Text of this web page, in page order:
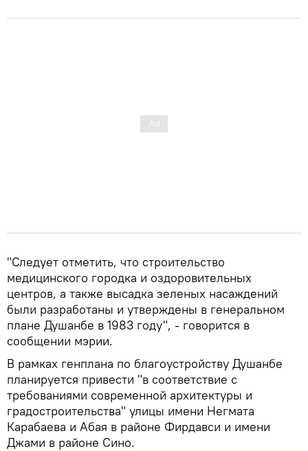
"Следует отметить, что строительство
медицинского городка и оздоровительных
центров, а также высадка зеленых насаждений
были разработаны и утверждены в генеральном
плане Душанбе в 1983 году", - говорится в
сообщении мэрии.
В рамках генплана по благоустройству Душанбе
планируется привести "в соответствие с
требованиями современной архитектуры и
градостроительства" улицы имени Негмата
Карабаева и Абая в районе Фирдавси и имени
Джами в районе Сино.